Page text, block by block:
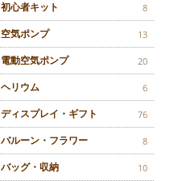
初心者キット 8
空気ポンプ 13
電動空気ポンプ 20
ヘリウム 6
ディスプレイ・ギフト 76
バルーン・フラワー 8
バッグ・収納 10